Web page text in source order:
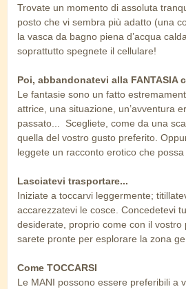
Trovate un momento di assoluta
posto che vi sembra più adatto (una
la vasca da bagno piena d’acqua
soprattutto spegnete il cellulare!
Poi, abbandonatevi alla FANTASIA
Le fantasie sono un fatto
attrice, una situazione, un’avventura
passato... Scegliete, come da una
quella del vostro gusto preferito.
leggete un racconto erotico che possa
Lasciatevi trasportare...
Iniziate a toccarvi leggermente;
accarezzatevi le cosce. Concedetevi
desiderate, proprio come con il vostro
sarete pronte per esplorare la zona
Come TOCCARSI
Le MANI possono essere preferibili a